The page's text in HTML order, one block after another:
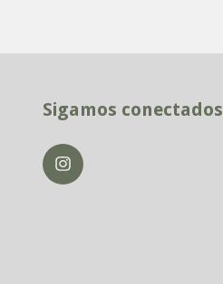
Sigamos conectados